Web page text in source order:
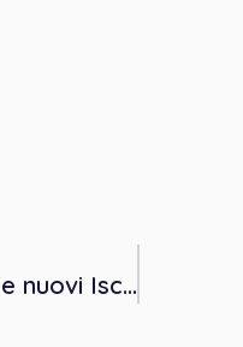
Welcome – Evento di accoglienza nuove Iscritte e nuovi Iscritti, 14 aprile ore 10.30 presso il Circolo della Stampa – Torino